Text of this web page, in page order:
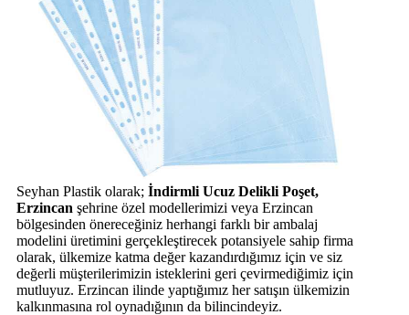
Seyhan Plastik olarak; İndirmli Ucuz Delikli Poşet,
Erzincan şehrine özel modellerimizi veya Erzincan
bölgesinden önereceğiniz herhangi farklı bir ambalaj
modelini üretimini gerçekleştirecek potansiyele sahip firma
olarak, ülkemize katma değer kazandırdığımız için ve siz
değerli müşterilerimizin isteklerini geri çevirmediğimiz için
mutluyuz. Erzincan ilinde yaptığımız her satışın ülkemizin
kalkınmasına rol oynadığının da bilincindeyiz.